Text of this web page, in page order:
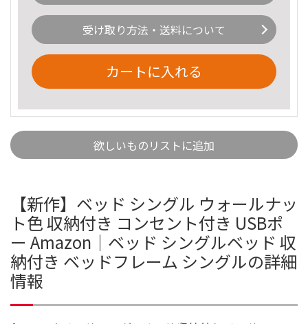
受け取り方法・送料について
カートに入れる
欲しいものリストに追加
【新作】ベッド シングル ウォールナッ
ト色 収納付き コンセント付き USBポ
ー Amazon｜ベッド シングルベッド 収
納付き ベッドフレーム シングルの詳細
情報